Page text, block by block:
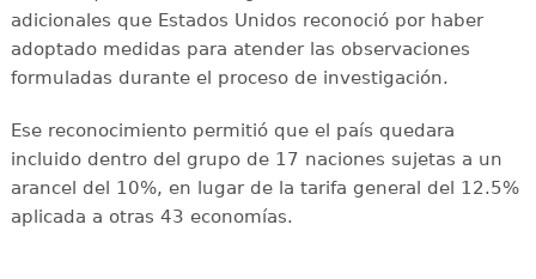
adicionales que Estados Unidos reconoció por haber
adoptado medidas para atender las observaciones
formuladas durante el proceso de investigación.
Ese reconocimiento permitió que el país quedara
incluido dentro del grupo de 17 naciones sujetas a un
arancel del 10%, en lugar de la tarifa general del 12.5%
aplicada a otras 43 economías.